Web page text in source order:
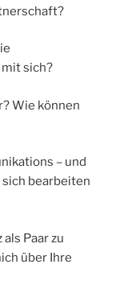
sich?
Wie können
– und
sich bearbeiten
Paar zu
über Ihre